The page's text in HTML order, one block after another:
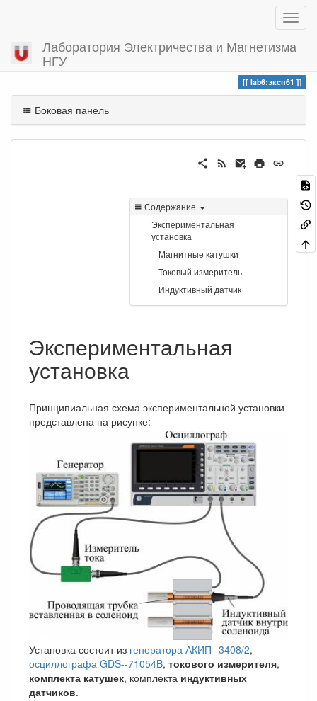
Лаборатория Электричества и Магнетизма
НГУ
Вы посетили
lab6:эксп61
Боковая панель
Содержание
Экспериментальная
установка
Магнитные катушки
Токовый измеритель
Индуктивный датчик
Экспериментальная
установка
Принципиальная схема экспериментальной установки
представлена на рисунке:
Установка состоит из генератора АКИП--3408/2,
осциллографа GDS--71054B, токового измерителя,
комплекта катушек, комплекта индуктивных
датчиков.